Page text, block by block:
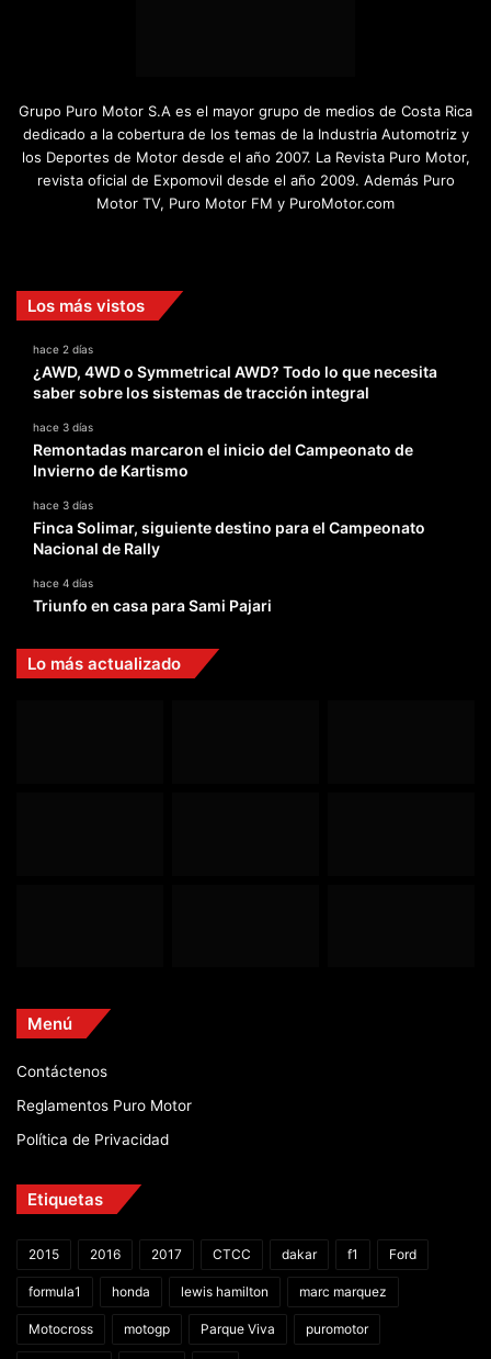
Grupo Puro Motor S.A es el mayor grupo de medios de Costa Rica
dedicado a la cobertura de los temas de la Industria Automotriz y
los Deportes de Motor desde el año 2007. La Revista Puro Motor,
revista oficial de Expomovil desde el año 2009. Además Puro
Motor TV, Puro Motor FM y PuroMotor.com
Los más vistos
hace 2 días
¿AWD, 4WD o Symmetrical AWD? Todo lo que necesita
saber sobre los sistemas de tracción integral
hace 3 días
Remontadas marcaron el inicio del Campeonato de
Invierno de Kartismo
hace 3 días
Finca Solimar, siguiente destino para el Campeonato
Nacional de Rally
hace 4 días
Triunfo en casa para Sami Pajari
Lo más actualizado
Menú
Contáctenos
Reglamentos Puro Motor
Política de Privacidad
Etiquetas
2015 2016 2017 CTCC dakar f1 Ford
formula1 honda lewis hamilton marc marquez
Motocross motogp Parque Viva puromotor